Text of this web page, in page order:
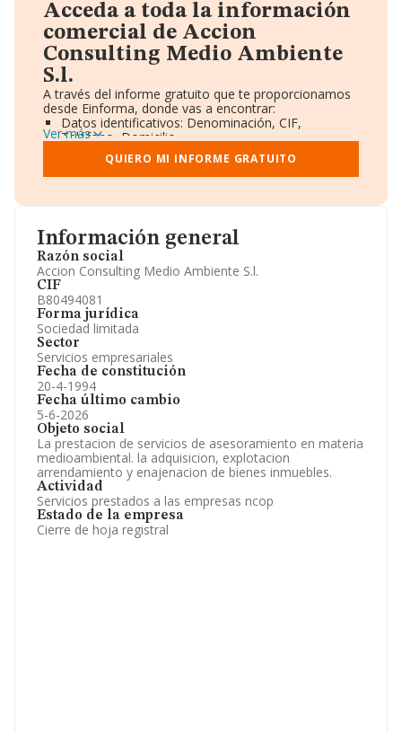
Información general
Razón social
Accion Consulting Medio Ambiente S.l.
CIF
B80494081
Forma jurídica
Sociedad limitada
Sector
Servicios empresariales
Fecha de constitución
20-4-1994
Fecha último cambio
5-6-2026
Objeto social
La prestacion de servicios de asesoramiento en materia
medioambiental. la adquisicion, explotacion
arrendamiento y enajenacion de bienes inmuebles.
Actividad
Servicios prestados a las empresas ncop
Estado de la empresa
Cierre de hoja registral
Acceda a toda la información
comercial de Accion
Consulting Medio Ambiente
S.l.
A través del informe gratuito que te proporcionamos
desde Einforma, donde vas a encontrar:
Datos identificativos: Denominación, CIF,
Teléfono, Domicilio.
Informe Mercantil Completo (BORME).
Gráficos de Evolución Ventas y Empleados.
Consejo de Administración y Administradores.
Accionistas.
Artículos de prensa publicados sobre la empresa.
Información oficial y registral complementaria.
Ver más
QUIERO MI INFORME GRATUITO